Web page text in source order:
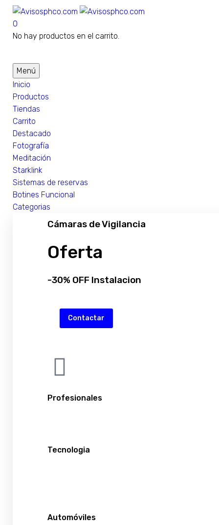
0
No hay productos en el carrito.
Menú
Inicio
Productos
Tiendas
Carrito
Destacado
Fotografía
Meditación
Starklink
Sistemas de reservas
Botines Funcional
Categorias
Cámaras de Vigilancia
Oferta
-30% OFF Instalacion
Contactar
Profesionales
Tecnologia
Automóviles